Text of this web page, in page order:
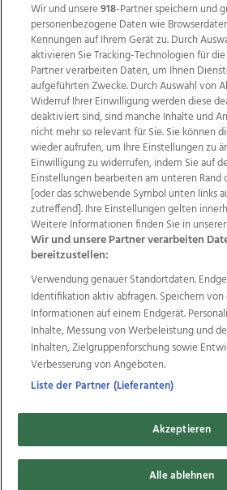
Wir über uns Mediadaten
Datenschutz
Impressum
AGB Website
Ehrenkodex
Weitere Angebote des
TV1 di-mog-i.at OÖNow
Life Radio
OÖNachrichten
OÖN Karriere
OÖN Reise
Regionaljobs
wasistlos.at
Copyrights © 2026 Tips Zeitungs
developed by11x11.net
Wir und unsere918-Partner speichern und
personenbezogene Daten wie
Kennungen auf Ihrem Gerät zu. Durch
aktivieren Sie Tracking-Technologien für
Partner verarbeiten Daten, um Ihnen
aufgeführten Zwecke. Durch Auswahl von
Widerruf Ihrer Einwilligung werden diese
deaktiviert sind, sind manche Inhalte und
nicht mehr so relevant für Sie. Sie können
wieder aufrufen, um Ihre Einstellungen zu
Einwilligung zu widerrufen, indem Sie auf
Einstellungen bearbeiten am unteren Rand
[oder das schwebende Symbol unten links
zutreffend]. Ihre Einstellungen gelten
Weitere Informationen finden Sie in
Wir und unsere Partner verarbeiten
bereitzustellen:
Verwendung genauer Standortdaten.
Identifikation aktiv abfragen. Speichern
Informationen auf einem Endgerät.
Inhalte, Messung von Werbeleistung und
Inhalten, Zielgruppenforschung sowie
Verbesserung von Angeboten.
Liste der Partner (Lieferanten)
Akzeptieren
Alle ablehnen